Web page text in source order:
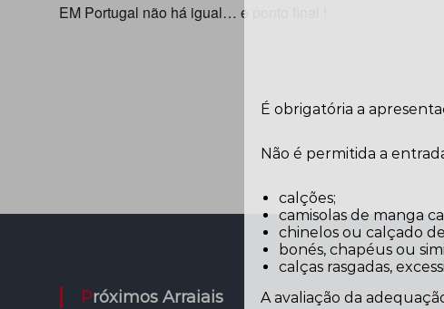
EM Portugal não há igual… e ponto final !
Próximos Arraiais
É obrigatória a
Não é permitida a
calções;
camisolas de manga
chinelos ou calçado
bonés, chapéus ou
calças rasgadas,
A avaliação da